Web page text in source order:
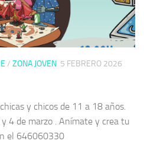
/ ZONA JOVEN 5 FEBRERO 2026
y chicos de 11 a 18 años.
4 de marzo . Anímate y crea tu
el 646060330